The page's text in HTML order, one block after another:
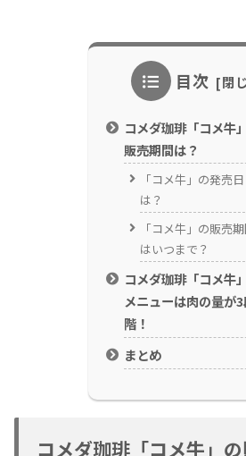
目次
コメダ珈琲「コメ牛
販売期間は？
「コメ牛」の発売日
は？
「コメ牛」の販売
はいつまで？
コメダ珈琲「コメ牛
メニューは肉の量が
階！
まとめ
コメダ珈琲「コメ牛」